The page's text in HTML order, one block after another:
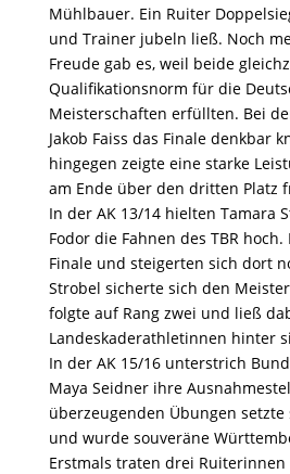
Mühlbauer. Ein Ruiter
und Trainer jubeln ließ. Noch
Freude gab es, weil beide
Qualifikationsnorm für die
Meisterschaften erfüllten. Bei
Jakob Faiss das Finale denkbar
hingegen zeigte eine starke
am Ende über den dritten Platz
In der AK 13/14 hielten Tamara
Fodor die Fahnen des TBR
Finale und steigerten sich dort
Strobel sicherte sich den
folgte auf Rang zwei und ließ
Landeskaderathletinnen hinter
In der AK 15/16 unterstrich
Maya Seidner ihre
überzeugenden Übungen
und wurde souveräne
Erstmals traten drei Ruiterinnen